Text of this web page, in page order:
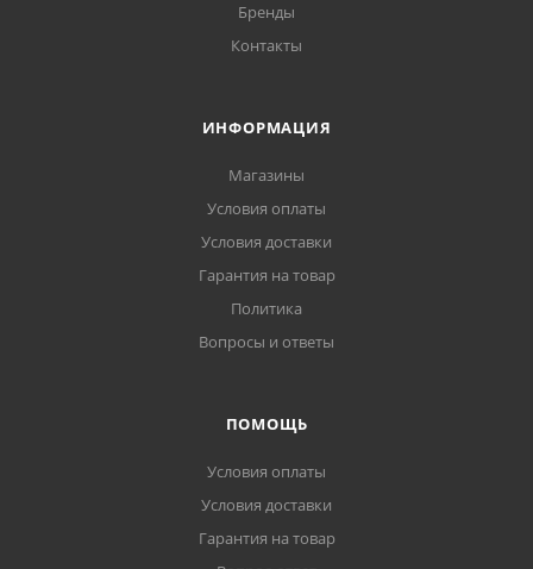
Бренды
Контакты
ИНФОРМАЦИЯ
Магазины
Условия оплаты
Условия доставки
Гарантия на товар
Политика
Вопросы и ответы
ПОМОЩЬ
Условия оплаты
Условия доставки
Гарантия на товар